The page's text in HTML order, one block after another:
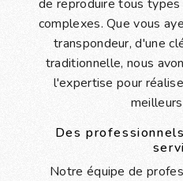
de reproduire tous
complexes. Que vous
transpondeur, d'une
traditionnelle, nous
l'expertise pour
Des
Notre équipe de